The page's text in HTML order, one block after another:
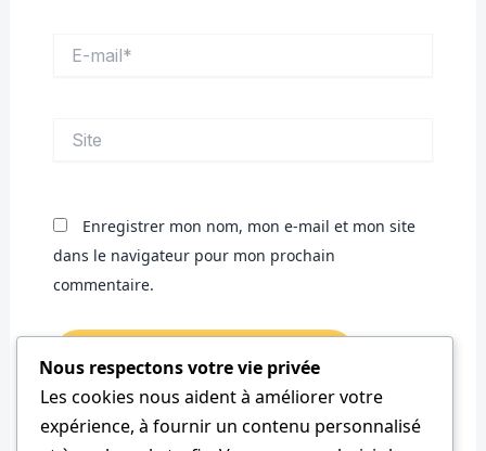
mail*
Enregistrer mon nom, mon e-mail et mon site
dans le navigateur pour mon prochain
commentaire.
Nous respectons votre vie privée
Les cookies nous aident à améliorer votre
expérience, à fournir un contenu personnalisé